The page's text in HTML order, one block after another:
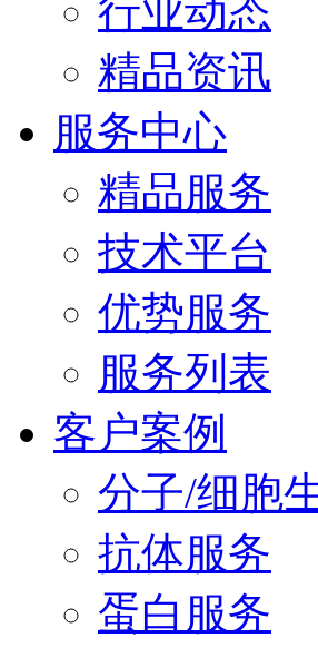
行业动态
精品资讯
服务中心
精品服务
技术平台
优势服务
服务列表
客户案例
分子/细胞
抗体服务
蛋白服务